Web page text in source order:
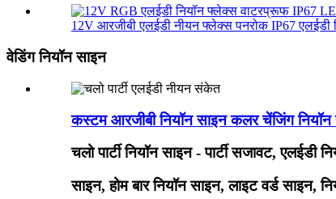
12V आरजीबी एलईडी नीयन फ्लेक्स पनरोक IP67 एलईडी
वेडिंग नियॉन साइन
कस्टम आरजीबी नियॉन साइन कलर चेंजिंग नियॉन
चलो पार्टी नियॉन साइन - पार्टी सजावट, एलईडी
साइन, होम बार नियॉन साइन, लाइट वर्ड साइन,